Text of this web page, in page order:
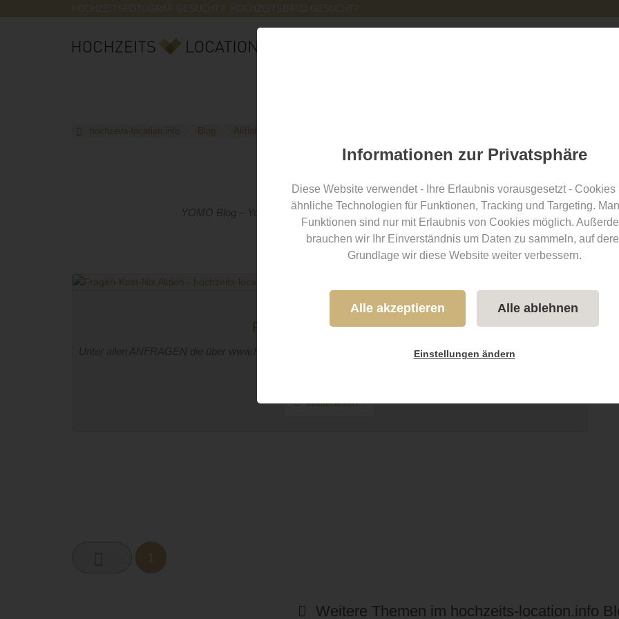
hochzeits-location.info Blog Aktion
YOMO Blog – You Only Marry Once Für alle die nicht eine, sondern DIE Hochzeit planen: Der
Artikel zum ThemaAktion
Fragen-Kost-Nix Aktion
Unter allen ANFRAGEN die über www.hochzeits-location.info , www.hochzeits-fotograf.info und www.hochzeits-
Weiterlesen...
1
Weitere Themen im hochzeits-location.info
Informationen zur Privatsphäre
Diese Website verwendet - Ihre Erlaubnis vorausgesetzt - Cookies
ähnliche Technologien für Funktionen, Tracking und Targeting.
Funktionen sind nur mit Erlaubnis von Cookies möglich.
brauchen wir Ihr Einverständnis um Daten zu sammeln, auf
Grundlage wir diese Website weiter verbessern.
Alle akzeptieren Alle ablehnen
Einstellungen ändern